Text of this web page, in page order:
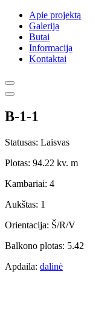
Apie projektą
Galerija
Butai
Informacija
Kontaktai
B-1-1
Statusas: Laisvas
Plotas: 94.22 kv. m
Kambariai: 4
Aukštas: 1
Orientacija: Š/R/V
Balkono plotas: 5.42
Apdaila: dalinė